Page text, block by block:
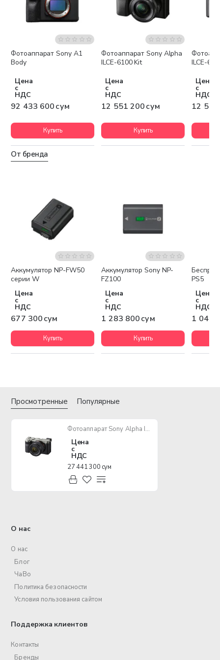
Бесплатная доставка
Фотоаппарат Sony A1
Body
Цена
с
НДС
92 433 600 сум
Купить
Бесплатная доставка
Фотоаппарат Sony Alpha
ILCE-6100 Kit
Цена
с
НДС
12 551 200 сум
Купить
ILCE-
Цена
с
НДС
12
От бренда
Аккумулятор NP-FW50
серии W
Цена
с
НДС
677 300 сум
Купить
Бесплатная доставка
Аккумулятор Sony NP-
FZ100
Цена
с
НДС
1 283 800 сум
Купить
PS5
Цена
с
НДС
1 048
Просмотренные Популярные
Фотоаппарат Sony Alpha ILCE-7CL Kit FE 28-60mm f/4-5.6, серебристый
Цена
с
НДС
27 441 300 сум
О нас
О нас
Блог
ЧаВо
Политика безопасности
Условия пользования сайтом
Поддержка клиентов
Контакты
Бренды